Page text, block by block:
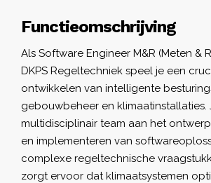
Functieomschrijving
Als Software Engineer M&R (Meten &
DKPS Regeltechniek speel je een
ontwikkelen van intelligente
gebouwbeheer en klimaatinstallaties.
multidisciplinair team aan het
en implementeren van
complexe regeltechnische
zorgt ervoor dat klimaatsystemen